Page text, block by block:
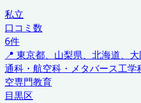
私立
口コミ数
6件
📍 東京都、山梨県、北海道、
通科・航空科・メタバース工学
空専門教育
目黒区